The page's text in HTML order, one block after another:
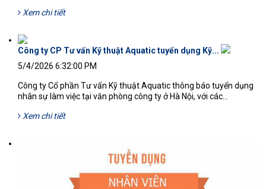
Xem chi tiết
Công ty CP Tư vấn Kỹ thuật Aquatic tuyển dụng Kỹ...
5/4/2026 6:32:00 PM
Công ty Cổ phần Tư vấn Kỹ thuật Aquatic thông báo tuyển dụng
nhân sự làm việc tại văn phòng công ty ở Hà Nội, với các...
Xem chi tiết